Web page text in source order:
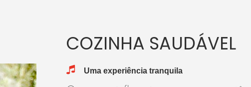
COZINHA SAUDÁVEL
Uma experiência tranquila